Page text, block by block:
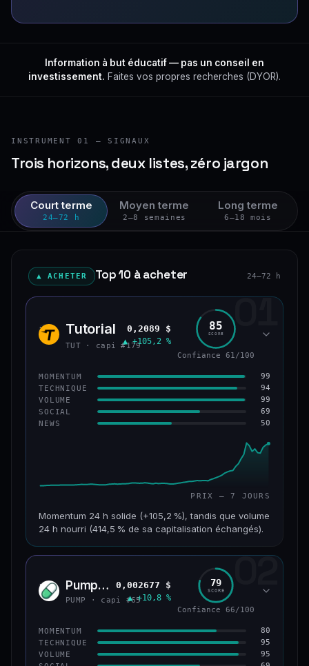
Information à but éducatif — pas un conseil en
investissement. Faites vos propres recherches (DYOR).
INSTRUMENT 01 — SIGNAUX
Trois horizons, deux listes, zéro jargon
Court terme
24–72 h
Moyen terme
2–8 semaines
Long terme
6–18 mois
▲ ACHETER Top 10 à acheter 24–72 h
01
TUT Tutorial
TUT · capi #179
0,2089 $
▲ +105,2 %
85
SCORE
Confiance 61/100
MOMENTUM 99
TECHNIQUE 94
VOLUME 99
SOCIAL 69
NEWS 50
PRIX — 7 JOURS
Momentum 24 h solide (+105,2 %), tandis que volume
24 h nourri (414,5 % de sa capitalisation échangés).
CAP. MARCHÉ VOLUME 24 H
VAR. 7 J VAR. 30 J
+1 610,9 %
VS ATH
−28,0 %
02
PUMP Pump.fun
PUMP · capi #65
0,002677 $
▲ +10,8 %
79
SCORE
Confiance 66/100
MOMENTUM 80
TECHNIQUE 95
VOLUME 95